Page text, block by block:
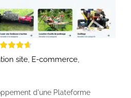
site, E-commerce,
d'une Plateforme